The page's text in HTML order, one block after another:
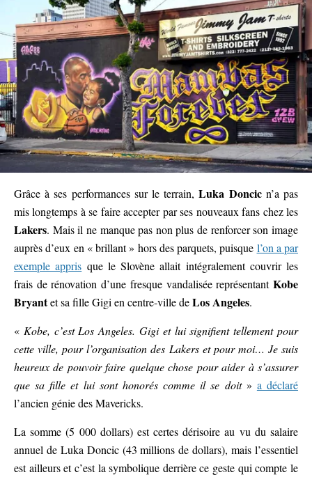
Grâce à ses performances sur le terrain,Luka Doncicn’a pas
mis longtemps à se faire accepter par ses nouveaux fans chez les
Lakers. Mais il ne manque pas non plus de renforcer son image
auprès d’eux en « brillant » hors des parquets, puisque l’on a par
exemple appris que le Slovène allait intégralement couvrir les
frais de rénovation d’une fresque vandalisée représentant Kobe
Bryantet sa fille Gigi en centre-ville deLos Angeles.
« Kobe, c’est Los Angeles. Gigi et lui signifient tellement pour
cette ville, pour l’organisation des Lakers et pour moi… Je suis
heureux de pouvoir faire quelque chose pour aider à s’assurer
que sa fille et lui sont honorés comme il se doit» a déclaré
l’ancien génie des Mavericks.
La somme (5 000 dollars) est certes dérisoire au vu du salaire
annuel de Luka Doncic (43 millions de dollars), mais l’essentiel
est ailleurs et c’est la symbolique derrière ce geste qui compte le